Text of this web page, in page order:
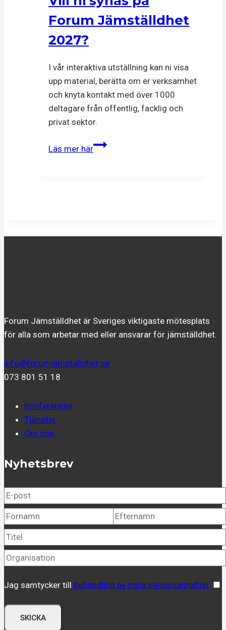
Forum Jämställdhet
2027?
I vår interaktiva utställning kan ni visa
upp material, berätta om er verksamhet
och knyta kontakt med över 1000
deltagare från offentlig, facklig och
privat sektor.
Läs mer härVill
Forum Jämställdhet är Sveriges viktigaste mötesplats
för alla som arbetar med eller ansvarar för jämställdhet.
info@forumjamstalldhet.se
073 801 51 18
Konferensen
Tjänster
Om oss
Nyhetsbrev
Jag samtycker till behandling av mina personuppgifter